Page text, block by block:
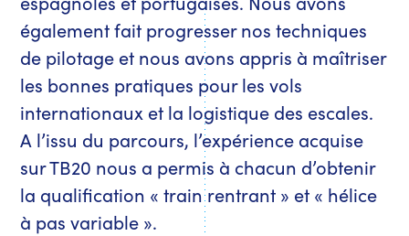
également fait progresser nos techniques
de pilotage et nous avons appris à maîtriser
les bonnes pratiques pour les vols
internationaux et la logistique des escales.
A l’issu du parcours, l’expérience acquise
sur TB20 nous a permis à chacun d’obtenir
la qualification « train rentrant » et « hélice
à pas variable ».